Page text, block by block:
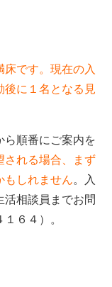
床です。現在の入
後に１名となる見
ら順番にご案内を
れる場合、
まず
もしれません。入
活相談員までお問
６４）。